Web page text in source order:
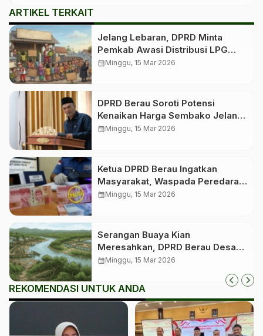
ARTIKEL TERKAIT
Jelang Lebaran, DPRD Minta
Pemkab Awasi Distribusi LPG
Bersubsidi
calendar_monthMinggu, 15 Mar 2026
DPRD Berau Soroti Potensi
Kenaikan Harga Sembako Jelang
Idulfitri
calendar_monthMinggu, 15 Mar 2026
Ketua DPRD Berau Ingatkan
Masyarakat, Waspada Peredaran
Uang Palsu Jelang Lebaran
calendar_monthMinggu, 15 Mar 2026
Serangan Buaya Kian
Meresahkan, DPRD Berau Desak
Pemerintah Segera Bangun
calendar_monthMinggu, 15 Mar 2026
REKOMENDASI UNTUK ANDA